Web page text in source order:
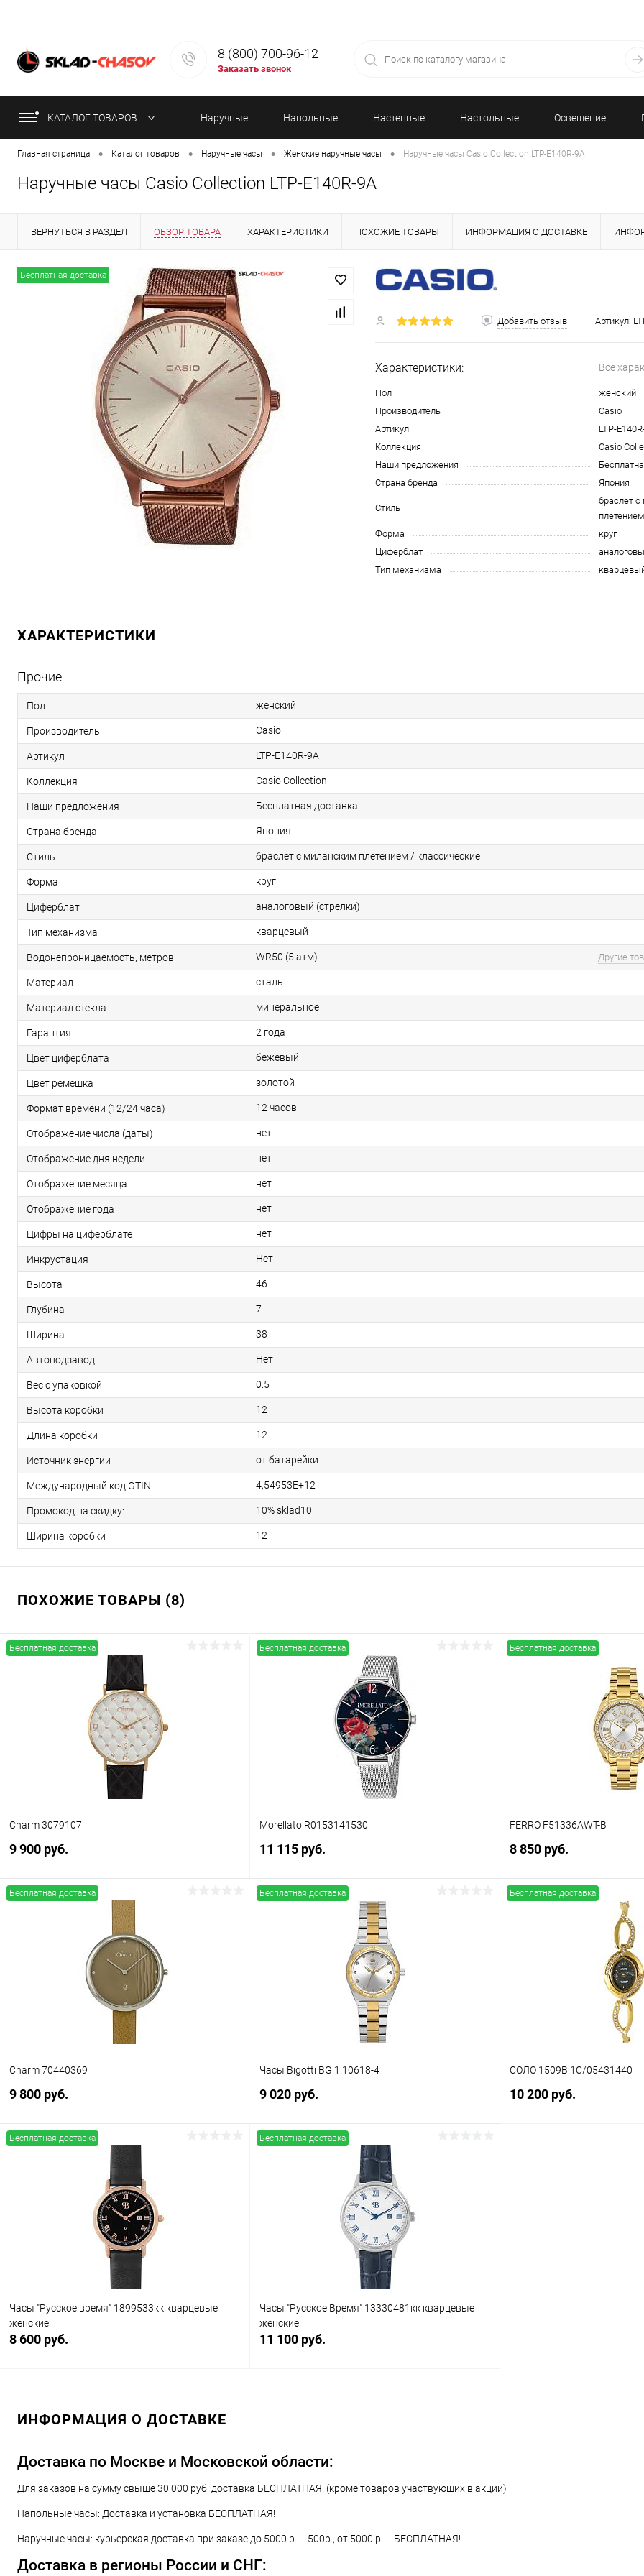
8 (800) 700-96-12
Заказать звонок
КАТАЛОГ ТОВАРОВ Наручные
часы
Напольные Настенные Настольные Освещение
Главная страница • Каталог товаров • Наручные часы • Женские наручные часы • Наручные часы Casio Collection LTP-E140R-9A
Наручные часы Casio Collection LTP-E140R-9A
ВЕРНУТЬСЯ В РАЗДЕЛ ОБЗОР ТОВАРА ХАРАКТЕРИСТИКИ ПОХОЖИЕ ТОВАРЫ ИНФОРМАЦИЯ О ДОСТАВКЕ
СТАТЬИ
Бесплатная доставка
Добавить отзыв Артикул:
Характеристики: Все
Пол
женский
Производитель
Casio
Артикул
LTP-
Коллекция
Casio
Наши предложения
Страна бренда
Япония
Стиль
браслет
Форма
круг
Циферблат
Тип механизма
ХАРАКТЕРИСТИКИ
Прочие
Пол женский
Производитель Casio
Артикул LTP-E140R-9A
Коллекция Casio Collection
Наши предложения Бесплатная доставка
Страна бренда Япония
Стиль браслет с миланским плетением / классические
Форма круг
Циферблат аналоговый (стрелки)
Тип механизма кварцевый
Водонепроницаемость, метров WR50 (5 атм) Другие
Материал сталь
Материал стекла минеральное
Гарантия 2 года
Цвет циферблата бежевый
Цвет ремешка золотой
Формат времени (12/24 часа) 12 часов
Отображение числа (даты) нет
Отображение дня недели нет
Отображение месяца нет
Отображение года нет
Цифры на циферблате нет
Инкрустация Нет
Высота 46
Глубина 7
Ширина 38
Автоподзавод Нет
Вес с упаковкой 0.5
Высота коробки 12
Длина коробки 12
Источник энергии от батарейки
Международный код GTIN 4,54953E+12
Промокод на скидку: 10% sklad10
Ширина коробки 12
ПОХОЖИЕ ТОВАРЫ (8)
Бесплатная доставка
Charm 3079107
9 900 руб.
В корзину
Сравнение
В наличии
Бесплатная доставка
Morellato R0153141530
11 115 руб.
В корзину
В наличии
Бесплатная доставка
FERRO F51336AWT-B
8 850 руб.
В
Бесплатная доставка
Charm 70440369
9 800 руб.
В корзину
В наличии
Бесплатная доставка
Часы Bigotti BG.1.10618-4
9 020 руб.
В корзину
В наличии
Бесплатная доставка
СОЛО 1509В.1С/05431440
10 200 руб.
Бесплатная доставка
Часы "Русское время" 1899533кк кварцевые
женские
8 600 руб.
В избранное В наличии
Бесплатная доставка
Часы "Русское Время" 13330481кк кварцевые
женские
11 100 руб.
В избранное
ИНФОРМАЦИЯ О ДОСТАВКЕ
Доставка по Москве и Московской области:
Для заказов на сумму свыше 30 000 руб. доставка БЕСПЛАТНАЯ! (кроме товаров участвующих в акции)
Напольные часы: Доставка и установка БЕСПЛАТНАЯ!
Наручные часы: курьерская доставка при заказе до 5000 р. – 500р., от 5000 р. – БЕСПЛАТНАЯ!
Доставка в регионы России и СНГ: